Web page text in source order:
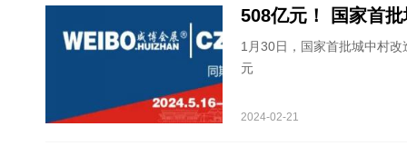
508亿元！ 国家首
1月30日，国家首批城中村
元
2024-02-21